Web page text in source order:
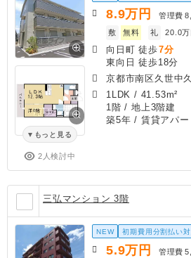
もっと見る
2人検討中
8.9万円 管理費
敷
無料 礼 20.0万
向日町 徒歩7分
東向日 徒歩18分
京都市南区久世中
1LDK / 41.53m²
1階 / 地上3階建
築5年 / 賃貸アパー
三弘マンション 3階
NEW 初期費用分割払い
5.9万円 管理費